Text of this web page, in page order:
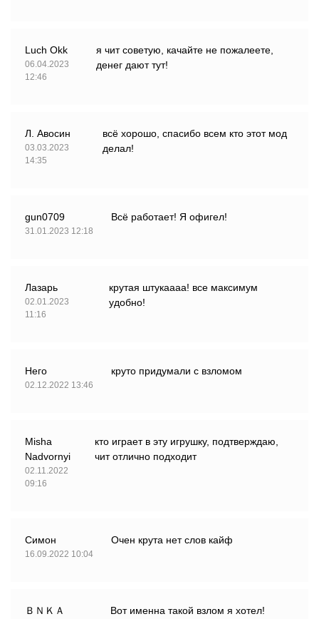
Luch Okk
06.04.2023
12:46
я чит советую, качайте не пожалеете,
денег дают тут!
Л. Авосин
03.03.2023
14:35
всё хорошо, спасибо всем кто этот мод
делал!
gun0709
31.01.2023 12:18
Всё работает! Я офигел!
Лазарь
02.01.2023
11:16
крутая штукаааа! все максимум
удобно!
Него
02.12.2022 13:46
круто придумали с взломом
Misha
Nadvornyi
02.11.2022
09:16
кто играет в эту игрушку, подтверждаю,
чит отлично подходит
Симон
16.09.2022 10:04
Очен крута нет слов кайф
ＢＮＫＡ Вот именна такой взлом я хотел!